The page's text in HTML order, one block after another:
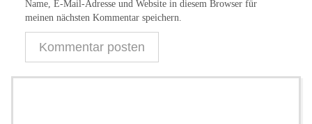
Name, E-Mail-Adresse und Website in diesem Browser für
meinen nächsten Kommentar speichern.